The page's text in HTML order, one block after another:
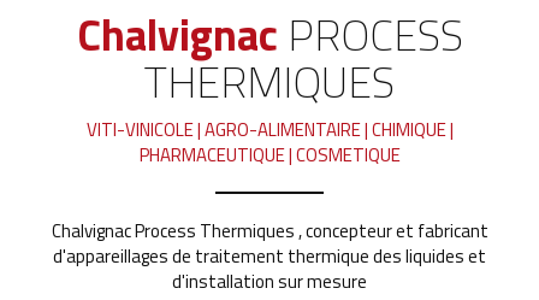
Chalvignac PROCESS
THERMIQUES
VITI-VINICOLE | AGRO-ALIMENTAIRE | CHIMIQUE |
PHARMACEUTIQUE | COSMETIQUE
Chalvignac Process Thermiques , concepteur et fabricant
d'appareillages de traitement thermique des liquides et
d'installation sur mesure